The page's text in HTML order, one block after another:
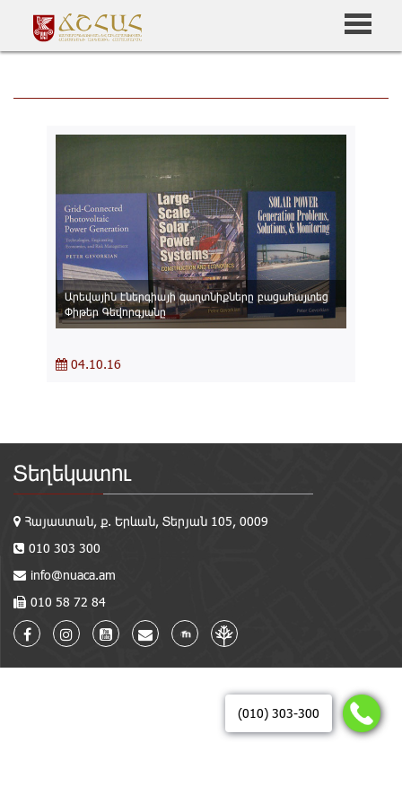
(010) 303-300
Արեվային էներգիայի գաղտնիքները բացահայտեց
Փիթեր Գեվորգյանը
04.10.16
Տեղեկատու
Հայաստան, ք. Երևան, Տերյան 105, 0009
010 303 300
info@nuaca.am
010 58 72 84